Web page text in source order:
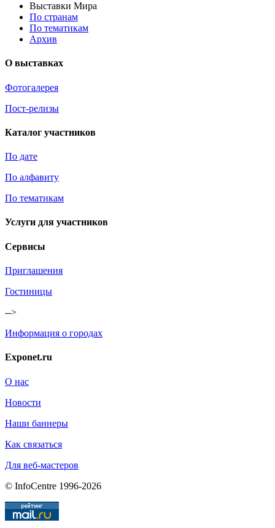
Выставки Мира
По странам
По тематикам
Архив
О выставках
Фотогалерея
Пост-релизы
Каталог участников
По дате
По алфавиту
По тематикам
Услуги для участников
Сервисы
Приглашения
Гостиницы
-->
Информация о городах
Exponet.ru
О нас
Новости
Наши баннеры
Как связаться
Для веб-мастеров
© InfoCentre 1996-2026